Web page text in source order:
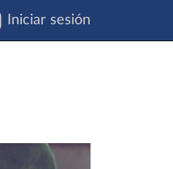
Iniciar sesión